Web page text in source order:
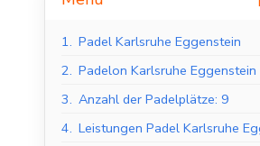
1. Padel Karlsruhe Eggenstein
2. Padelon Karlsruhe Eggenstein
3. Anzahl der Padelplätze: 9
4. Leistungen Padel Karlsruhe